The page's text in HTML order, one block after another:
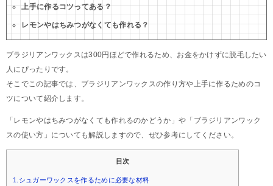
上手に作るコツってある？
レモンやはちみつがなくても作れる？
ブラジリアンワックスは300円ほどで作れるため、お金をかけずに脱毛したい
人にぴったりです。
そこでこの記事では、ブラジリアンワックスの作り方や上手に作るためのコ
ツについて紹介します。
「レモンやはちみつがなくても作れるのかどうか」や「ブラジリアンワック
スの使い方」についても解説しますので、ぜひ参考にしてください。
目次
1.シュガーワックスを作るために必要な材料